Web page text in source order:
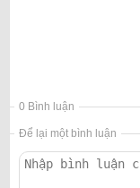
0 Bình luận
Để lại một bình luận